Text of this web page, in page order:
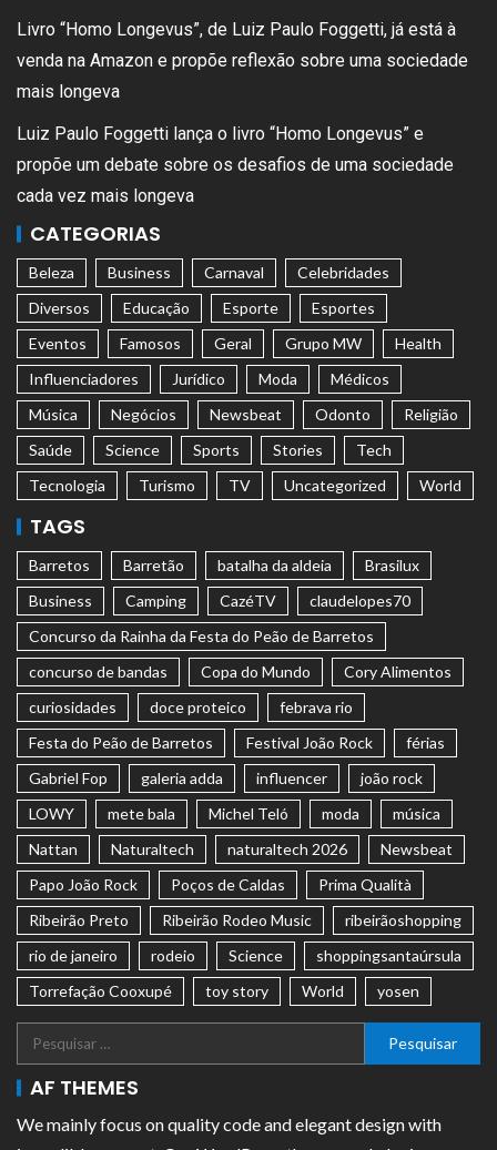
Livro “Homo Longevus”, de Luiz Paulo Foggetti, já está à
venda na Amazon e propõe reflexão sobre uma sociedade
mais longeva
Luiz Paulo Foggetti lança o livro “Homo Longevus” e
propõe um debate sobre os desafios de uma sociedade
cada vez mais longeva
CATEGORIAS
Beleza Business Carnaval
Celebridades
Diversos
Educação Esporte
Esportes
Eventos
Famosos Geral Grupo MW
Health
Influenciadores
Jurídico Moda
Médicos
Música
Negócios Newsbeat Odonto
Religião
Saúde
Science Sports Stories
Tech
Tecnologia
Turismo TV Uncategorized World
TAGS
Barretos Barretão batalha da aldeia
Brasilux
Business
Camping CazéTV
claudelopes70
Concurso da Rainha da Festa do Peão de Barretos
concurso de bandas
Copa do Mundo
Cory Alimentos
curiosidades
doce proteico
febrava rio
Festa do Peão de Barretos
Festival João Rock
férias
Gabriel Fop
galeria adda influencer
joão rock
LOWY
mete bala Michel Teló moda
música
Nattan
Naturaltech naturaltech 2026
Newsbeat
Papo João Rock
Poços de Caldas
Prima Qualità
Ribeirão Preto
Ribeirão Rodeo Music
ribeirãoshopping
rio de janeiro
rodeio Science
shoppingsantaúrsula
Torrefação Cooxupé
toy story World yosen
AF THEMES
We mainly focus on quality code and elegant design with